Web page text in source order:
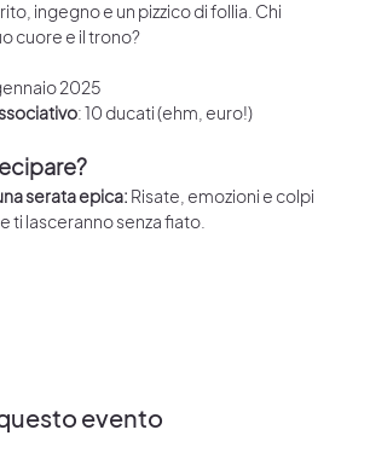
ingegno e un pizzico di follia. Chi
cuore e il trono?
2025
: 10 ducati (ehm, euro!)
serata epica: Risate, emozioni e colpi
ti lasceranno senza fiato.
evento